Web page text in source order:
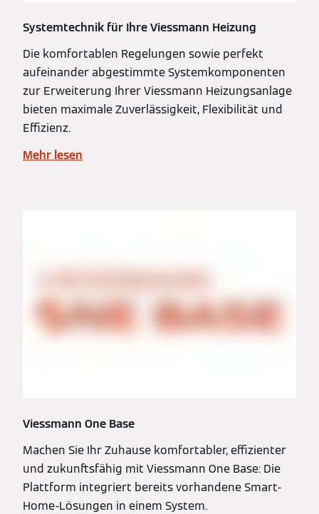
Systemtechnik für Ihre Viessmann Heizung
Die komfortablen Regelungen sowie perfekt
aufeinander abgestimmte Systemkomponenten
zur Erweiterung Ihrer Viessmann Heizungsanlage
bieten maximale Zuverlässigkeit, Flexibilität und
Effizienz.
Mehr lesen
Viessmann One Base
Machen Sie Ihr Zuhause komfortabler, effizienter
und zukunftsfähig mit Viessmann One Base: Die
Plattform integriert bereits vorhandene Smart-
Home-Lösungen in einem System.